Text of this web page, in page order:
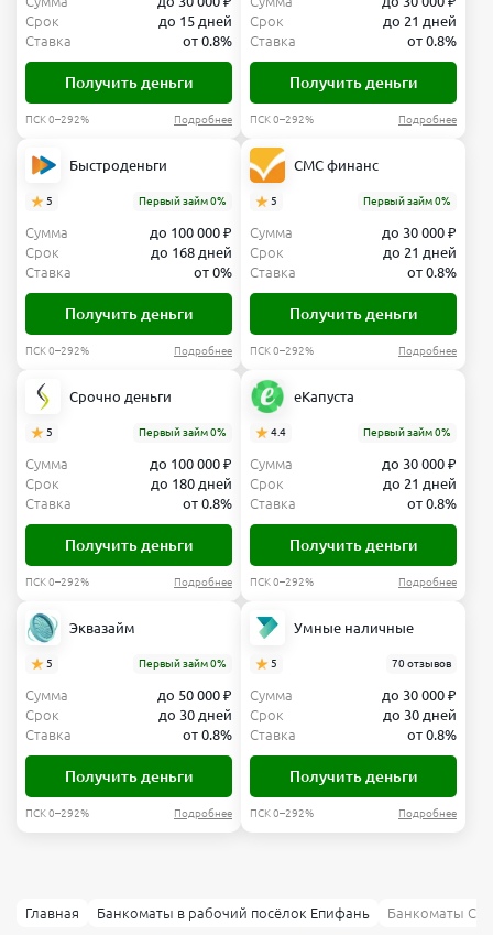
Срок
до 15 дней
Ставка
от 0.8%
Получить деньги
ПСК 0–292% Подробнее
Срок
до 21 дней
Ставка
от 0.8%
Получить деньги
ПСК 0–292% Подробнее
Быстроденьги
5 Первый займ 0%
Сумма
до 100 000 ₽
Срок
до 168 дней
Ставка
от 0%
Получить деньги
ПСК 0–292% Подробнее
СМС финанс
5 Первый займ 0%
Сумма
до 30 000 ₽
Срок
до 21 дней
Ставка
от 0.8%
Получить деньги
ПСК 0–292% Подробнее
Срочно деньги
5 Первый займ 0%
Сумма
до 100 000 ₽
Срок
до 180 дней
Ставка
от 0.8%
Получить деньги
ПСК 0–292% Подробнее
еКапуста
4.4 Первый займ 0%
Сумма
до 30 000 ₽
Срок
до 21 дней
Ставка
от 0.8%
Получить деньги
ПСК 0–292% Подробнее
Эквазайм
5 Первый займ 0%
Сумма
до 50 000 ₽
Срок
до 30 дней
Ставка
от 0.8%
Получить деньги
ПСК 0–292% Подробнее
Умные наличные
5 70 отзывов
Сумма
до 30 000 ₽
Срок
до 30 дней
Ставка
от 0.8%
Получить деньги
ПСК 0–292% Подробнее
Главная Банкоматы в рабочий посёлок Епифань Банкоматы